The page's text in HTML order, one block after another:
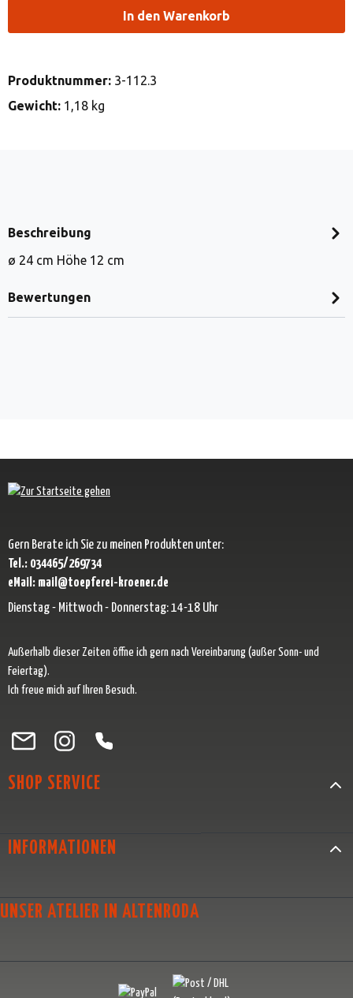
In den Warenkorb
Produktnummer: 3-112.3
Gewicht: 1,18 kg
Beschreibung
ø 24 cm Höhe 12 cm
Bewertungen
Gern Berate ich Sie zu meinen Produkten unter:
Tel.: 034465/269734
eMail: mail@toepferei-kroener.de
Dienstag - Mittwoch - Donnerstag: 14-18 Uhr
Außerhalb dieser Zeiten öffne ich gern nach Vereinbarung (außer Sonn- und
Feiertag).
Ich freue mich auf Ihren Besuch.
Besuche uns auf Facebook – öffnet in neuem Tab (externer Link)
Schau auf Instagram vorbei – öffnet in neuem Tab (externer Link)
Lass dich auf Pinterest inspirieren – öffnet in neuem Tab
Folge uns auf X – öffnet in neuem Tab (externer Link)
SHOP SERVICE
INFORMATIONEN
UNSER ATELIER IN ALTENRODA